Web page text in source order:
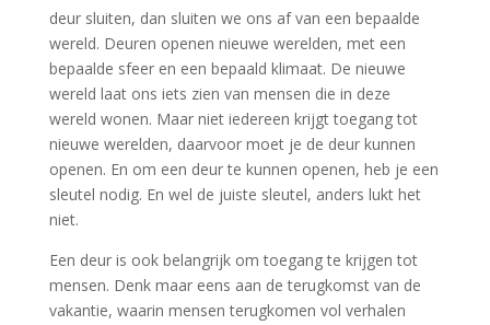
deur sluiten, dan sluiten we ons af van een bepaalde
wereld. Deuren openen nieuwe werelden, met een
bepaalde sfeer en een bepaald klimaat. De nieuwe
wereld laat ons iets zien van mensen die in deze
wereld wonen. Maar niet iedereen krijgt toegang tot
nieuwe werelden, daarvoor moet je de deur kunnen
openen. En om een deur te kunnen openen, heb je een
sleutel nodig. En wel de juiste sleutel, anders lukt het
niet.
Een deur is ook belangrijk om toegang te krijgen tot
mensen. Denk maar eens aan de terugkomst van de
vakantie, waarin mensen terugkomen vol verhalen